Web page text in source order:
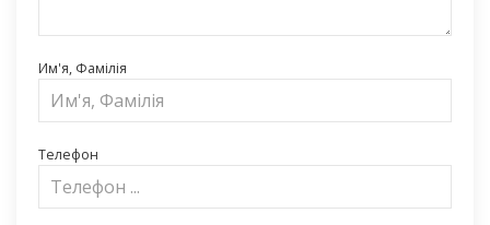
Им'я, Фамілія
Телефон